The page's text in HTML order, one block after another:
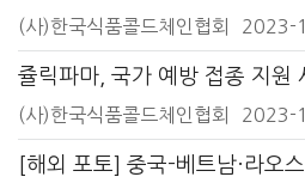
(사)한국식품콜드체인협회 2023-
쥴릭파마, 국가 예방 접종 지원
(사)한국식품콜드체인협회 2023-
[해외 포토] 중국-베트남·라오